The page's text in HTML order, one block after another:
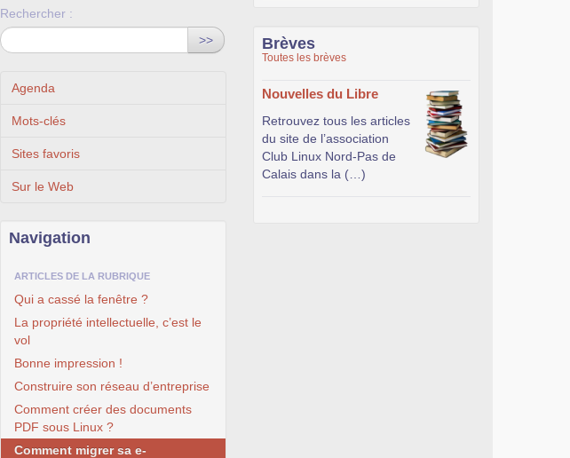
Rechercher :
>>
Agenda
Mots-clés
Sites favoris
Sur le Web
Navigation
ARTICLES DE LA RUBRIQUE
Qui a cassé la fenêtre ?
La propriété intellectuelle, c’est le
vol
Bonne impression !
Construire son réseau d’entreprise
Comment créer des documents
PDF sous Linux ?
Comment migrer sa e-
Brèves
Toutes les brèves
Nouvelles du Libre
Retrouvez tous les articles
du site de l’association
Club Linux Nord-Pas de
Calais dans la (…)